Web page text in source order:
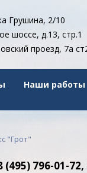
Грушина, 2/10
шоссе, д.13, стр.1
проезд, 7а
Наши работы
"Грот"
796-01-72,